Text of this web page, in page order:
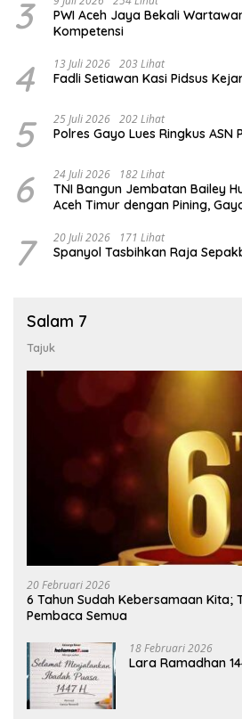
3
PWI Aceh Jaya Bekali
Kompetensi
4 13 Juli 2026 203 Lihat
Fadli Setiawan Kasi Pidsus
5 25 Juli 2026 202 Lihat
Polres Gayo Lues Ringkus ASN
6 24 Juli 2026 182 Lihat
TNI Bangun Jembatan Bailey
Aceh Timur dengan Pining,
7 20 Juli 2026 171 Lihat
Spanyol Tasbihkan Raja
Salam 7
Tajuk
20 Februari 2026
6 Tahun Sudah Kebersamaan Kita;
Pembaca Semua
18 Februari 2026
Lara Ramadhan